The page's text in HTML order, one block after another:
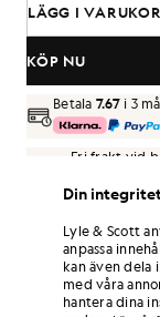
LÄGG I
KÖP NU
Betala 7.67i 3
Fri frakt vid
byten.
Tjäna dubbelt
poäng vid
6 points =
Din
Lyle & Scott
anpassa
kan även dela
med våra
hantera dina